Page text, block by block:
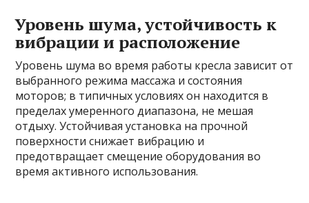
Уровень шума, устойчивость к
вибрации и расположение
Уровень шума во время работы кресла зависит от
выбранного режима массажа и состояния
моторов; в типичных условиях он находится в
пределах умеренного диапазона, не мешая
отдыху. Устойчивая установка на прочной
поверхности снижает вибрацию и
предотвращает смещение оборудования во
время активного использования.